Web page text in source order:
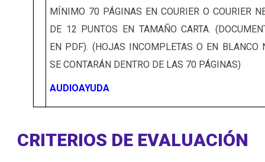
MÍNIMO 70 PÁGINAS EN COURIER O COURIER
DE 12 PUNTOS EN TAMAÑO CARTA.
EN PDF). (HOJAS INCOMPLETAS O EN BLANCO
SE CONTARÁN DENTRO DE LAS 70 PÁGINAS)
AUDIOAYUDA
CRITERIOS DE EVALUACIÓN